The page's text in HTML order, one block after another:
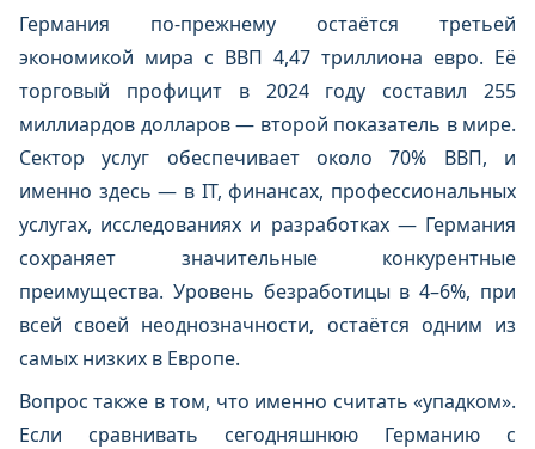
Германия по-прежнему остаётся третьей
экономикой мира с ВВП 4,47 триллиона евро. Её
торговый профицит в 2024 году составил 255
миллиардов долларов — второй показатель в мире.
Сектор услуг обеспечивает около 70% ВВП, и
именно здесь — в IT, финансах, профессиональных
услугах, исследованиях и разработках — Германия
сохраняет значительные конкурентные
преимущества. Уровень безработицы в 4–6%, при
всей своей неоднозначности, остаётся одним из
самых низких в Европе.
Вопрос также в том, что именно считать «упадком».
Если сравнивать сегодняшнюю Германию с